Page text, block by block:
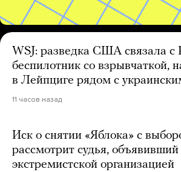
WSJ: разведка США связала с
беспилотник со взрывчаткой,
в Лейпциге рядом с
11 часов назад
Иск о снятии «Яблока» с
рассмотрит судья,
экстремистской организацией